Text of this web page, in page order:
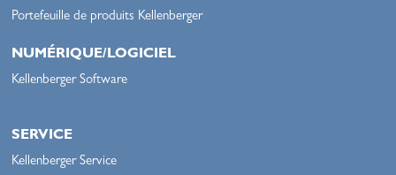
Portefeuille de produits Kellenberger
NUMÉRIQUE/LOGICIEL
Kellenberger Software
SERVICE
Kellenberger Service